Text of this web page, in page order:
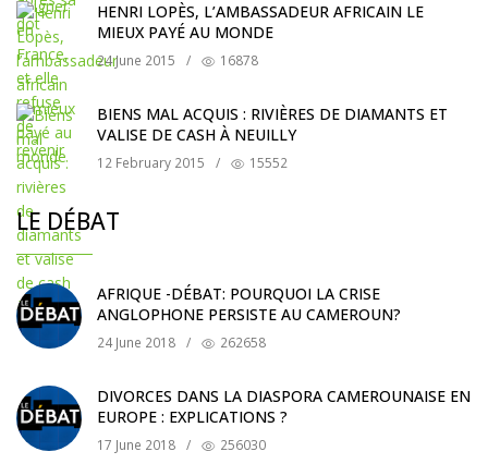
HENRI LOPÈS, L’AMBASSADEUR AFRICAIN LE
MIEUX PAYÉ AU MONDE
24 June 2015 / 16878
BIENS MAL ACQUIS : RIVIÈRES DE DIAMANTS ET
VALISE DE CASH À NEUILLY
12 February 2015 / 15552
LE DÉBAT
AFRIQUE -DÉBAT: POURQUOI LA CRISE
ANGLOPHONE PERSISTE AU CAMEROUN?
24 June 2018 / 262658
DIVORCES DANS LA DIASPORA CAMEROUNAISE EN
EUROPE : EXPLICATIONS ?
17 June 2018 / 256030